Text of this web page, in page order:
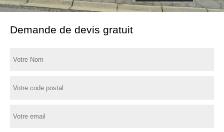
Demande de devis gratuit